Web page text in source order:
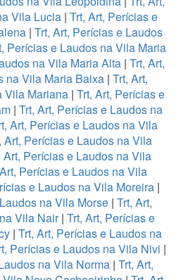
Vila Lucia | Trt, Art, Perícias e
| Trt, Art, Perícias e Laudos
Perícias e Laudos na Vila Maria
na Vila Maria Alta | Trt, Art,
na Vila Maria Baixa| Trt, Art,
Vila Mariana| Trt, Art, Perícias e
| Trt, Art, Perícias e Laudos na
Art, Perícias e Laudos na Vila
Art, Perícias e Laudos na Vila
Art, Perícias e Laudos na Vila
Perícias e Laudos na Vila
e Laudos na Vila Moreira|
na Vila Morse | Trt, Art,
Vila Nair| Trt, Art, Perícias e
| Trt, Art, Perícias e Laudos na
Perícias e Laudos na Vila Nivi |
na Vila Norma | Trt, Art,